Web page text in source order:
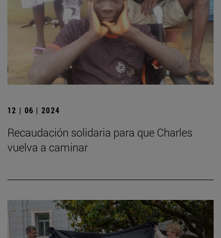
12 | 06 | 2024
Recaudación solidaria para que Charles
vuelva a caminar